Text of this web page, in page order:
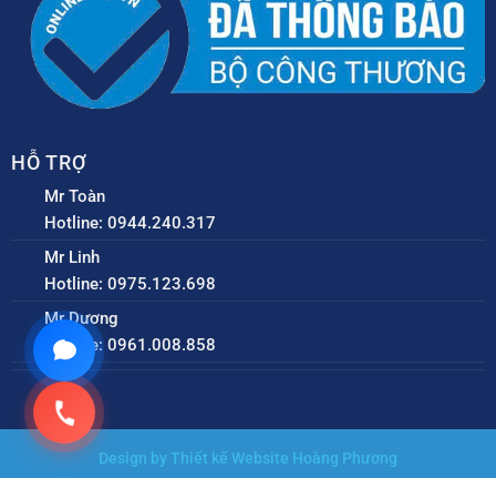
HỖ TRỢ
Mr Toàn
Hotline: 0944.240.317
Mr Linh
Hotline: 0975.123.698
Mr Dương
Hotline: 0961.008.858
Design by Thiết kế Website Hoàng Phương